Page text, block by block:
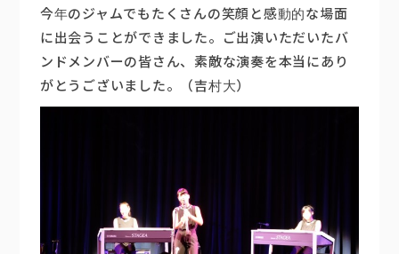
今年のジャムでもたくさんの笑顔と感動的な場面
に出会うことができました。ご出演いただいたバ
ンドメンバーの皆さん、素敵な演奏を本当にあり
がとうございました。（吉村大）